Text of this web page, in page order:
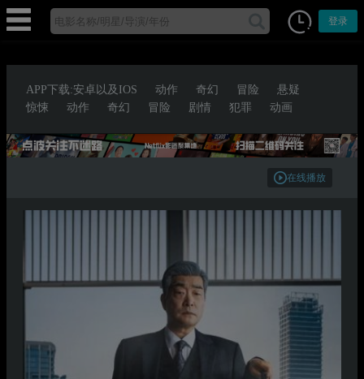
登录
APP下载:安卓以及IOS 动作 奇幻 冒险
悬疑
惊悚
动作 奇幻 冒险 剧情 犯罪 动画
在线播放